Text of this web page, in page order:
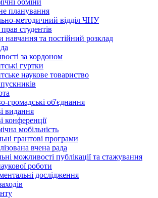
планування
методичний відділ ЧНУ
студентів
навчання та постійний розклад
за кордоном
гуртки
наукове товариство
громадські об'єднання
видання
конференції
мобільність
грантові програми
вчена рада
можливості публікації та стажування
роботи
дослідження